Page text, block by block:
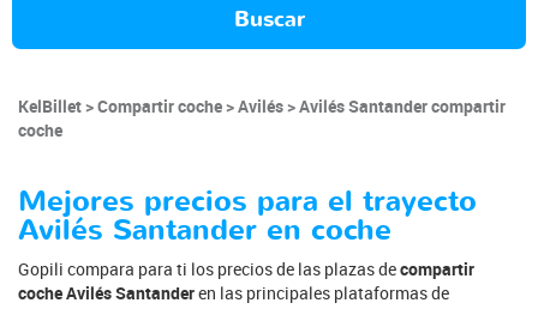
Buscar
KelBillet Compartir coche Avilés
Avilés Santander compartir
coche
Mejores precios para el trayecto
Avilés Santander en coche
Gopili compara para ti los precios de las plazas decompartir
coche Avilés Santanderen las principales plataformas de